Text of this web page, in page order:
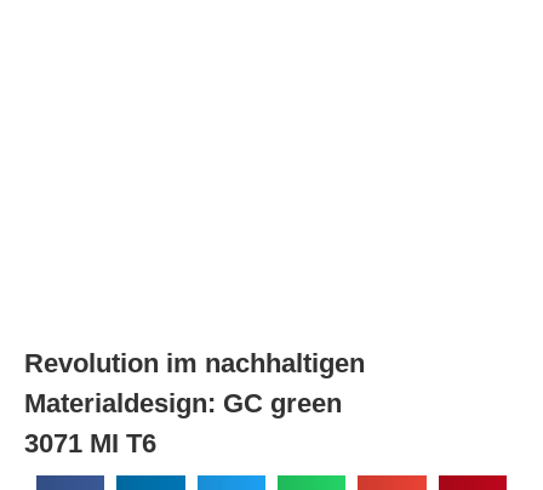
Revolution im nachhaltigen
Materialdesign: GC green
3071 MI T6